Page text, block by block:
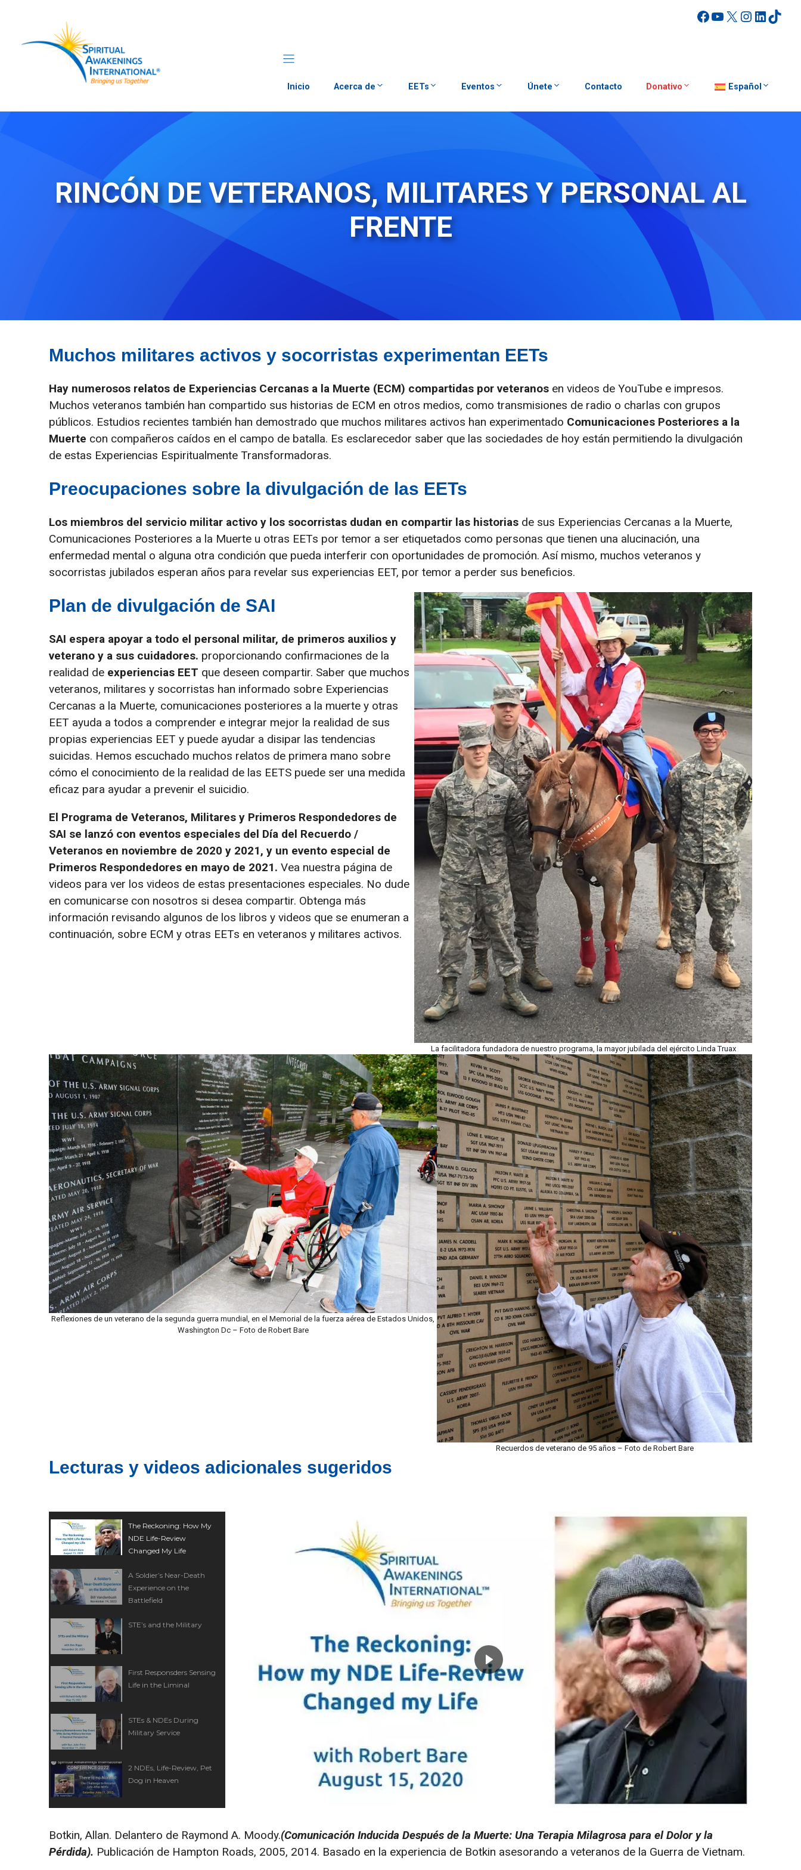
contenido
Facebook
YouTube
X
Inicio Acerca de EETs Eventos Únete Contacto Donativo Español
RINCÓN DE VETERANOS, MILITARES Y PERSONAL AL
FRENTE
Muchos militares activos y socorristas experimentan EETs
Hay numerosos relatos de Experiencias Cercanas a la Muerte (ECM) compartidas por veteranos en videos de YouTube e impresos.
Muchos veteranos también han compartido sus historias de ECM en otros medios, como transmisiones de radio o charlas con grupos
públicos. Estudios recientes también han demostrado que muchos militares activos han experimentado Comunicaciones Posteriores a la
Muerte con compañeros caídos en el campo de batalla. Es esclarecedor saber que las sociedades de hoy están permitiendo la divulgación
de estas Experiencias Espiritualmente Transformadoras.
Preocupaciones sobre la divulgación de las EETs
Los miembros del servicio militar activo y los socorristas dudan en compartir las historias de sus Experiencias Cercanas a la Muerte,
Comunicaciones Posteriores a la Muerte u otras EETs por temor a ser etiquetados como personas que tienen una alucinación, una
enfermedad mental o alguna otra condición que pueda interferir con oportunidades de promoción. Así mismo, muchos veteranos y
socorristas jubilados esperan años para revelar sus experiencias EET, por temor a perder sus beneficios.
Plan de divulgación de SAI
SAI espera apoyar a todo el personal militar, de primeros auxilios y
veterano y a sus cuidadores. proporcionando confirmaciones de la
realidad de experiencias EET que deseen compartir. Saber que muchos
veteranos, militares y socorristas han informado sobre Experiencias
Cercanas a la Muerte, comunicaciones posteriores a la muerte y otras
EET ayuda a todos a comprender e integrar mejor la realidad de sus
propias experiencias EET y puede ayudar a disipar las tendencias
suicidas. Hemos escuchado muchos relatos de primera mano sobre
cómo el conocimiento de la realidad de las EETS puede ser una medida
eficaz para ayudar a prevenir el suicidio.
El Programa de Veteranos, Militares y Primeros Respondedores de
SAI se lanzó con eventos especiales del Día del Recuerdo /
Veteranos en noviembre de 2020 y 2021, y un evento especial de
Primeros Respondedores en mayo de 2021. Vea nuestra página de
videos para ver los videos de estas presentaciones especiales. No dude
en comunicarse con nosotros si desea compartir. Obtenga más
información revisando algunos de los libros y videos que se enumeran a
continuación, sobre ECM y otras EETs en veteranos y militares activos.
La facilitadora fundadora de nuestro programa, la mayor jubilada del ejército Linda Truax
Reflexiones de un veterano de la segunda guerra mundial, en el Memorial de la fuerza aérea de Estados Unidos,
Washington Dc – Foto de Robert Bare
Recuerdos de veterano de 95 años – Foto de Robert Bare
Lecturas y videos adicionales sugeridos
The Reckoning: How My
NDE Life-Review
Changed My Life
A Soldier’s Near-Death
Experience on the
Battlefield
STE’s and the Military
First Responsders Sensing
Life in the Liminal
STEs & NDEs During
Military Service
2 NDEs, Life-Review, Pet
Dog in Heaven
Botkin, Allan. Delantero de Raymond A. Moody.(Comunicación Inducida Después de la Muerte: Una Terapia Milagrosa para el Dolor y la
Pérdida). Publicación de Hampton Roads, 2005, 2014. Basado en la experiencia de Botkin asesorando a veteranos de la Guerra de Vietnam.